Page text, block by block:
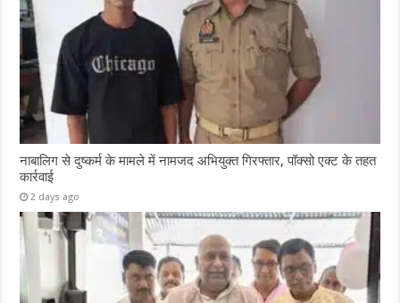
नाबालिग से दुष्कर्म के मामले में नामजद अभियुक्त गिरफ्तार, पॉक्सो एक्ट के तहत
कार्रवाई
2 days ago